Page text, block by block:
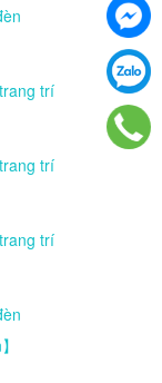
trí
trí
trí